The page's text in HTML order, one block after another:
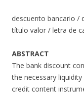
descuento bancario /
título valor / letra de
ABSTRACT
The bank discount
the necessary
credit content